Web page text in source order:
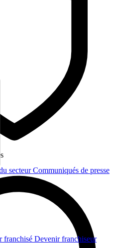
secteur Communiqués de presse
franchisé Devenir franchiseur